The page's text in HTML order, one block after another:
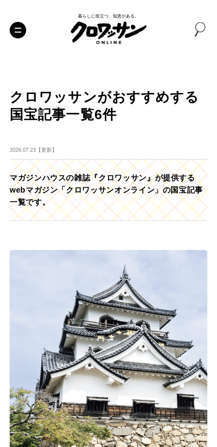
暮らしに役立つ、知恵がある。
クロワッサンがおすすめする
国宝記事一覧6件
2026.07.23【更新】
マガジンハウスの雑誌『クロワッサン』が提供する
webマガジン「クロワッサンオンライン」の国宝記事
一覧です。